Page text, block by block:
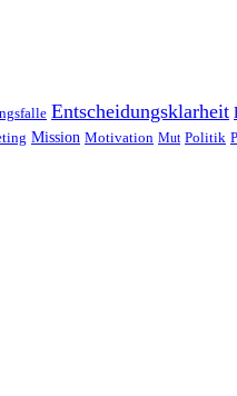
Entscheidungsklarheit
Mission Motivation Mut Politik